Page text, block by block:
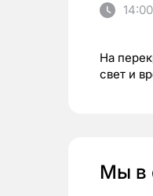
На
свет и
Мы в